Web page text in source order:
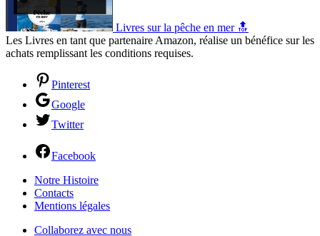
Livres sur la pêche en mer 🔝
Les Livres en tant que partenaire Amazon, réalise un bénéfice sur les
achats remplissant les conditions requises.
Pinterest
Google
Twitter
Facebook
Notre Histoire
Contacts
Mentions légales
Collaborez avec nous